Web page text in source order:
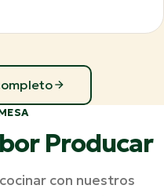
Producar
con nuestros